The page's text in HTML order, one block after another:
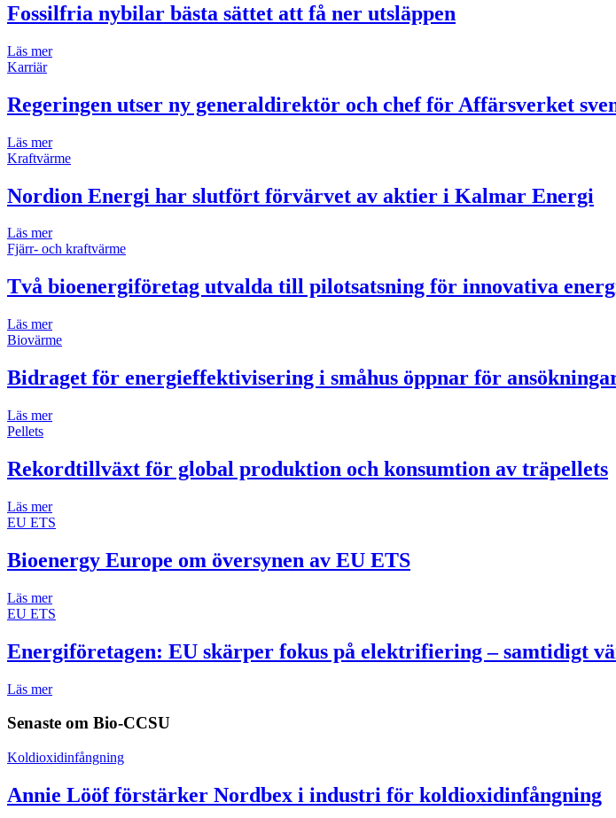
Fossilfria nybilar bästa sättet att få ner utsläppen
Läs mer
Karriär
Regeringen utser ny generaldirektör och chef för Affärsverket
Läs mer
Kraftvärme
Nordion Energi har slutfört förvärvet av aktier i Kalmar Energi
Läs mer
Fjärr- och kraftvärme
Två bioenergiföretag utvalda till pilotsatsning för innovativa
Läs mer
Biovärme
Bidraget för energieffektivisering i småhus öppnar för
Läs mer
Pellets
Rekordtillväxt för global produktion och konsumtion av träpellets
Läs mer
EU ETS
Bioenergy Europe om översynen av EU ETS
Läs mer
EU ETS
Energiföretagen: EU skärper fokus på elektrifiering – samtidigt
Läs mer
Senaste om Bio-CCSU
Koldioxidinfångning
Annie Lööf förstärker Nordbex i industri för koldioxidinfångning